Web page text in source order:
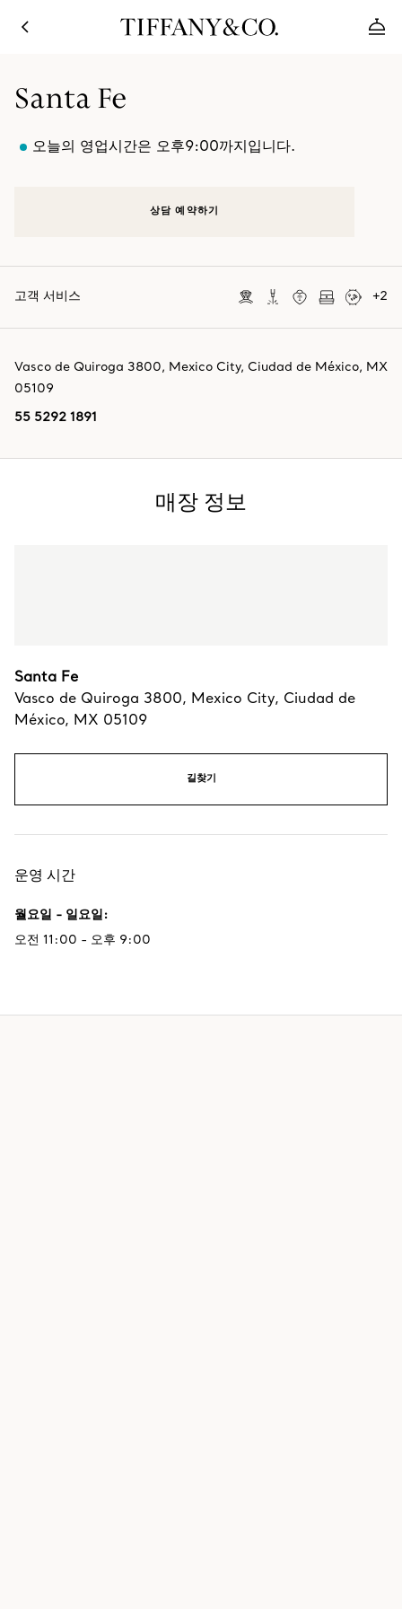
Santa Fe
오늘의 영업시간은 오후9:00까지입니다.
상담 예약하기
고객 서비스 +2
Vasco de Quiroga 3800, Mexico City, Ciudad de México, MX
05109
55 5292 1891
매장 정보
Santa Fe
Vasco de Quiroga 3800, Mexico City, Ciudad de
México, MX 05109
길찾기
운영 시간
월요일 - 일요일:
오전 11:00 - 오후 9:00